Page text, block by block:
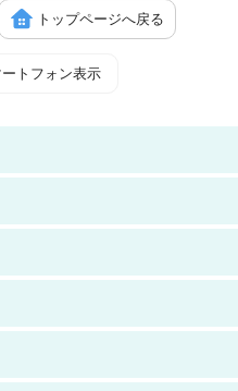
トップページへ戻る
ートフォン表示